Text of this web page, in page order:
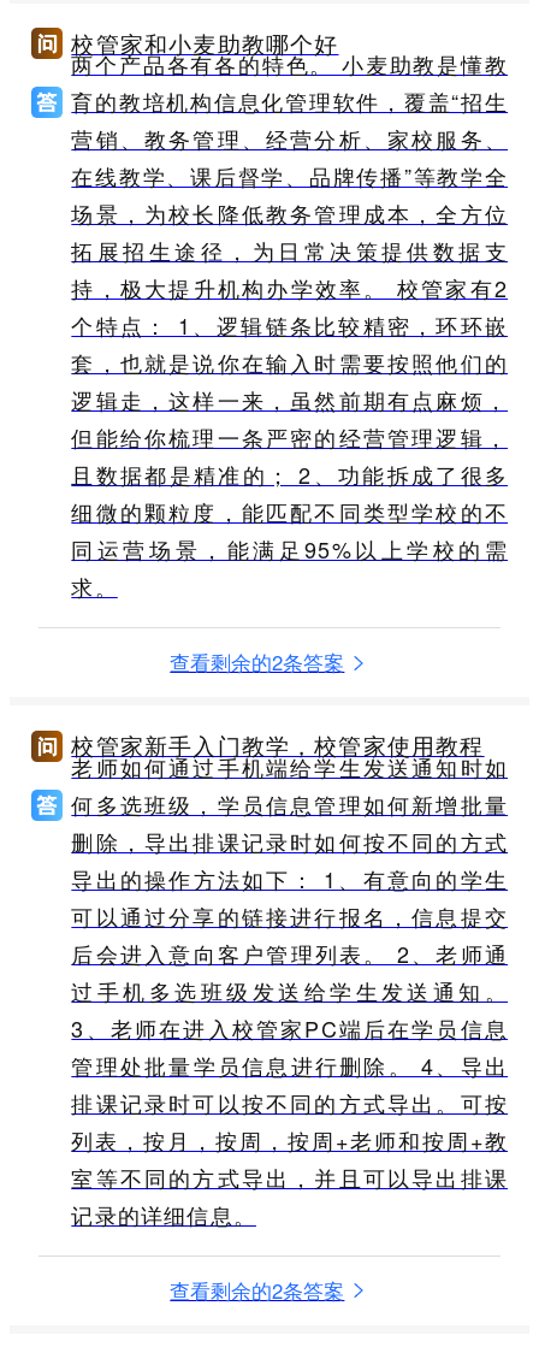
校管家和小麦助教哪个好
两个产品各有各的特色。 小麦助教是懂教
育的教培机构信息化管理软件，覆盖“招生
营销、教务管理、经营分析、家校服务、
在线教学、课后督学、品牌传播”等教学全
场景，为校长降低教务管理成本，全方位
拓展招生途径，为日常决策提供数据支
持，极大提升机构办学效率。 校管家有2
个特点： 1、逻辑链条比较精密，环环嵌
套，也就是说你在输入时需要按照他们的
逻辑走，这样一来，虽然前期有点麻烦，
但能给你梳理一条严密的经营管理逻辑，
且数据都是精准的； 2、功能拆成了很多
细微的颗粒度，能匹配不同类型学校的不
同运营场景，能满足95%以上学校的需
求。
查看剩余的2条答案
校管家新手入门教学，校管家使用教程
老师如何通过手机端给学生发送通知时如
何多选班级，学员信息管理如何新增批量
删除，导出排课记录时如何按不同的方式
导出的操作方法如下： 1、有意向的学生
可以通过分享的链接进行报名，信息提交
后会进入意向客户管理列表。 2、老师通
过手机多选班级发送给学生发送通知。
3、老师在进入校管家PC端后在学员信息
管理处批量学员信息进行删除。 4、导出
排课记录时可以按不同的方式导出。可按
列表，按月，按周，按周+老师和按周+教
室等不同的方式导出，并且可以导出排课
记录的详细信息。
查看剩余的2条答案